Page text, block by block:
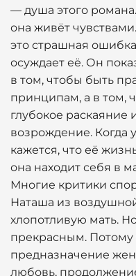
— душа этого
она живёт
это страшная
осуждает её. Он
в том, чтобы быть
принципам, а в том,
глубокое раскаяние
возрождение. Когда
кажется, что её
она находит себя в
Многие критики
Наташа из
хлопотливую мать.
прекрасным. Потому
предназначение
любовь,